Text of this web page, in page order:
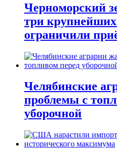
Черноморский
три
ограничили
Челябинские
проблемы с
уборочной